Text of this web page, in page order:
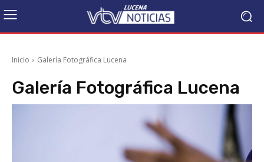
Inicio Galería Fotográfica Lucena
Galería Fotográfica Lucena